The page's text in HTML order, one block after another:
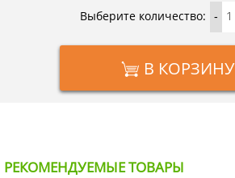
Выберите количество: -
В КОРЗИНУ
РЕКОМЕНДУЕМЫЕ ТОВАРЫ